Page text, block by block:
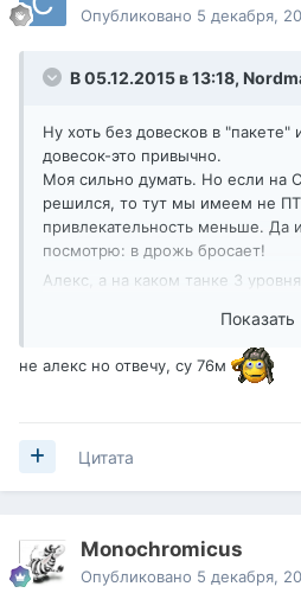
Опубликовано 5 декабря,
В 05.12.2015 в 13:18,
Ну хоть без довесков в "пакете"
довесок-это привычно.
Моя сильно думать. Но если на
решился, то тут мы имеем не
привлекательность меньше. Да
посмотрю: в дрожь бросает!
Алекс, а на каком танке 3
Показать
не алекс но отвечу, су 76м
Цитата
Monochromicus
Опубликовано 5 декабря,